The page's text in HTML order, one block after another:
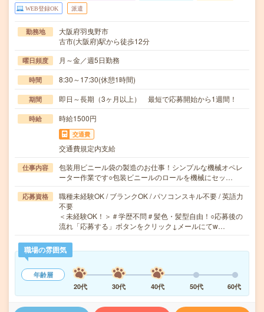
WEB登録OK 派遣
勤務地
大阪府羽曳野市
古市(大阪府)駅から徒歩12分
曜日頻度 月～金／週5日勤務
時間 8:30～17:30(休憩1時間)
期間 即日～長期（3ヶ月以上） 最短で応募開始から1週間！
時給 時給1500円
交通費
交通費規定内支給
仕事内容
包装用ビニール袋の製造のお仕事！シンプルな機械オペレ
ーター作業です○包装ビニールのロールを機械にセッ…
応募資格
職種未経験OK / ブランクOK / パソコンスキル不要 / 英語力
不要
＜未経験OK！＞＃学歴不問＃髪色・髪型自由！○応募後の
流れ「応募する」ボタンをクリック↓メールにてw…
職場の雰囲気
年齢層
20代
30代 40代 50代 60代